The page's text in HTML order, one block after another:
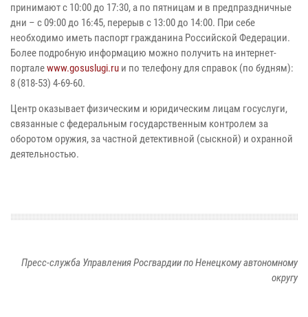
принимают с 10:00 до 17:30, а по пятницам и в предпраздничные
дни – с 09:00 до 16:45, перерыв с 13:00 до 14:00. При себе
необходимо иметь паспорт гражданина Российской Федерации.
Более подробную информацию можно получить на интернет-
порталеwww.gosuslugi.ru и по телефону для справок (по будням):
8 (818-53) 4-69-60.
Центр оказывает физическим и юридическим лицам госуслуги,
связанные с федеральным государственным контролем за
оборотом оружия, за частной детективной (сыскной) и охранной
деятельностью.
Пресс-служба Управления Росгвардии по Ненецкому автономному
округу